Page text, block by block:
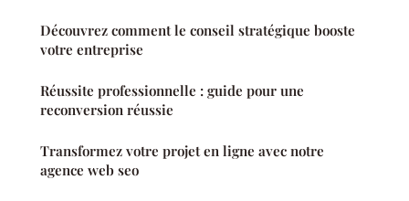
Découvrez comment le conseil stratégique booste
votre entreprise
Réussite professionnelle : guide pour une
reconversion réussie
Transformez votre projet en ligne avec notre
agence web seo